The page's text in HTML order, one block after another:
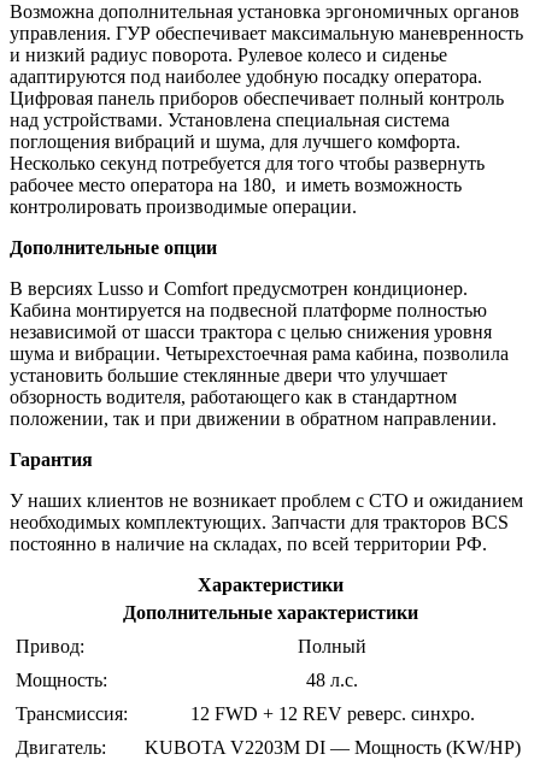
Возможна дополнительная установка эргономичных органов
управления. ГУР обеспечивает максимальную маневренность
и низкий радиус поворота. Рулевое колесо и сиденье
адаптируются под наиболее удобную посадку оператора.
Цифровая панель приборов обеспечивает полный контроль
над устройствами. Установлена специальная система
поглощения вибраций и шума, для лучшего комфорта.
Несколько секунд потребуется для того чтобы развернуть
рабочее место оператора на 180, и иметь возможность
контролировать производимые операции.
Дополнительные опции
В версиях Lusso и Comfort предусмотрен кондиционер.
Кабина монтируется на подвесной платформе полностью
независимой от шасси трактора с целью снижения уровня
шума и вибрации. Четырехстоечная рама кабина, позволила
установить большие стеклянные двери что улучшает
обзорность водителя, работающего как в стандартном
положении, так и при движении в обратном направлении.
Гарантия
У наших клиентов не возникает проблем с СТО и ожиданием
необходимых комплектующих. Запчасти для тракторов BCS
постоянно в наличие на складах, по всей территории РФ.
Характеристики
Дополнительные характеристики
Привод:
Полный
Мощность:
48 л.с.
Трансмиссия:
12 FWD + 12 REV реверс. синхро.
Двигатель:
KUBOTA V2203M DI — Мощность (KW/HP)